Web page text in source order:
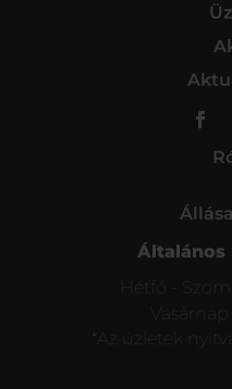
Általános
Hétfő -
*Az üzletek